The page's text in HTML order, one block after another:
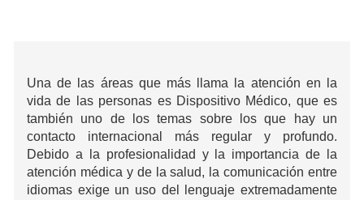
Una de las áreas que más llama la atención en la
vida de las personas es Dispositivo Médico, que es
también uno de los temas sobre los que hay un
contacto internacional más regular y profundo.
Debido a la profesionalidad y la importancia de la
atención médica y de la salud, la comunicación entre
idiomas exige un uso del lenguaje extremadamente